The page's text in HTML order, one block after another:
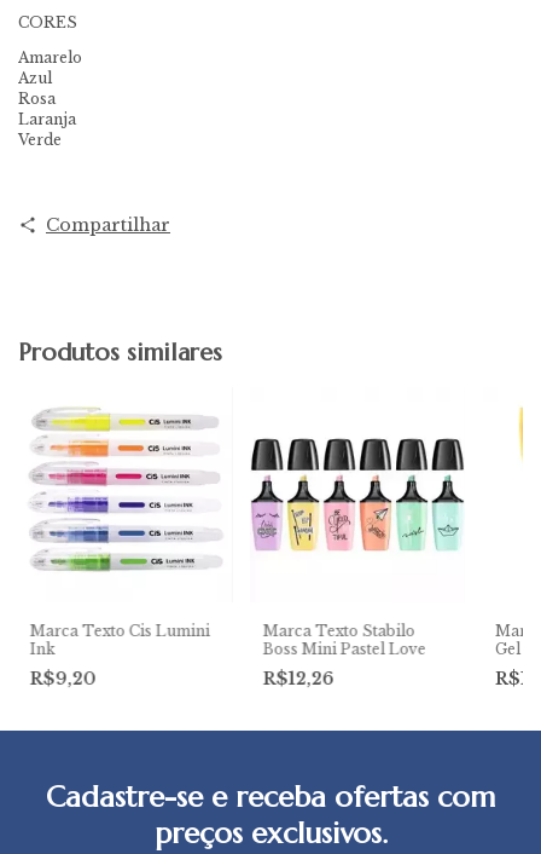
CORES
Amarelo
Azul
Rosa
Laranja
Verde
Compartilhar
Produtos similares
Marca Texto Cis Lumini
Ink
R$9,20
Marca Texto Stabilo
Boss Mini Pastel Love
R$12,26
Gel
Cadastre-se e receba ofertas com
preços exclusivos.